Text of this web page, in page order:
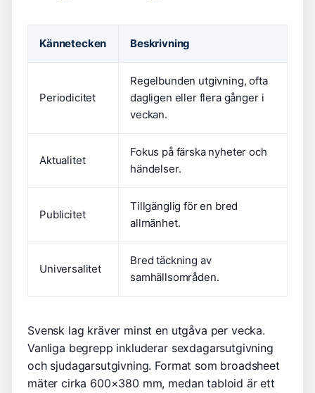
Kännetecken Beskrivning
Periodicitet
Regelbunden utgivning, ofta
dagligen eller flera gånger i
veckan.
Aktualitet
Fokus på färska nyheter och
händelser.
Publicitet
Tillgänglig för en bred
allmänhet.
Universalitet
Bred täckning av
samhällsområden.
Svensk lag kräver minst en utgåva per vecka.
Vanliga begrepp inkluderar sexdagarsutgivning
och sjudagarsutgivning. Format som broadsheet
mäter cirka 600×380 mm, medan tabloid är ett